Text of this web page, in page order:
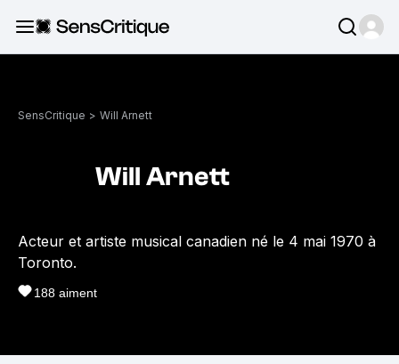
SensCritique > Will Arnett
Will Arnett
Acteur et artiste musical canadien né le 4 mai 1970 à
Toronto.
188 aiment